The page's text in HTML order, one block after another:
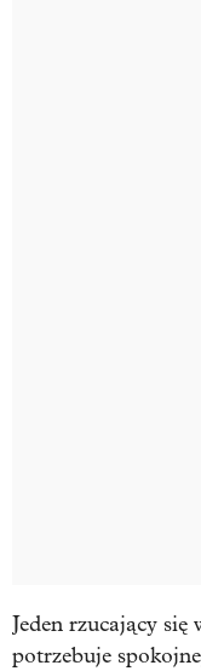
Jeden rzucający
potrzebuje